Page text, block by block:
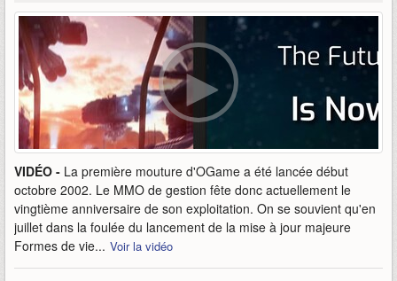
VIDÉO - La première mouture d'OGame a été lancée début
octobre 2002. Le MMO de gestion fête donc actuellement le
vingtième anniversaire de son exploitation. On se souvient qu'en
juillet dans la foulée du lancement de la mise à jour majeure
Formes de vie... Voir la vidéo